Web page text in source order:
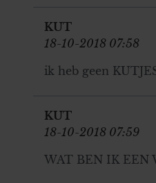
KUT
18-10-2018 07:58
ik heb geen
KUT
18-10-2018 07:59
WAT BEN IK EEN